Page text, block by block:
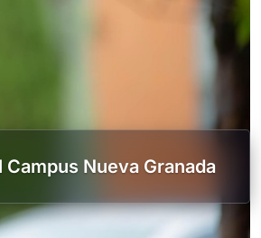
Nueva Granada